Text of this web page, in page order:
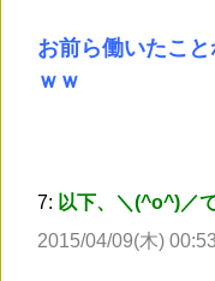
お前ら働いたこ
ｗｗ
7: 以下、＼(^o^)／
2015/04/09(木)